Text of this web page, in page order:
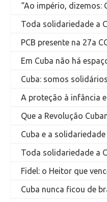
“Ao império, dizemos:
Toda solidariedade a
PCB presente na 27a
Em Cuba não há
Cuba: somos
A proteção à infância
Que a Revolução
Cuba e a
Toda solidariedade a
Fidel: o Heitor que
Cuba nunca ficou de